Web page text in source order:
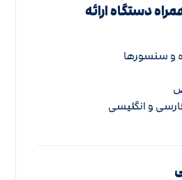
دستگاه ارائه
و سنسورها
و انگلیسی